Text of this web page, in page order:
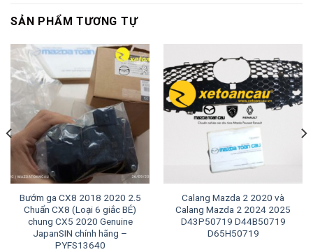
SẢN PHẨM TƯƠNG TỰ
Bướm ga CX8 2018 2020 2.5
Chuẩn CX8 (Loại 6 giắc BÉ)
chung CX5 2020 Genuine
JapanSIN chính hãng –
PYFS13640
Calang Mazda 2 2020 và
Calang Mazda 2 2024 2025
D43P50719 D44B50719
D65H50719